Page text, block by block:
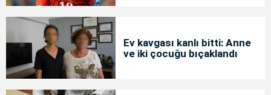
Ev kavgası kanlı bitti: Anne
ve iki çocuğu bıçaklandı